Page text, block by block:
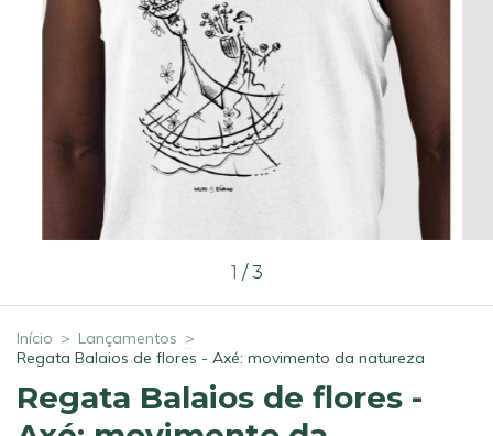
1 /3
Início > Lançamentos >
Regata Balaios de flores - Axé: movimento da natureza
Regata Balaios de flores -